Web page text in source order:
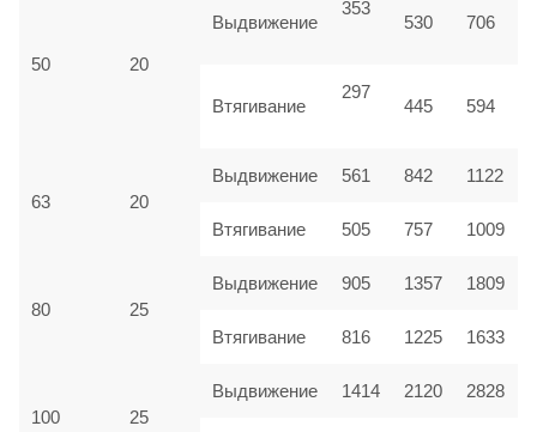
50 20
Выдвижение
353
530 706
Втягивание
297
445 594
63 20
Выдвижение 561 842 1122
Втягивание 505 757 1009
80 25
Выдвижение 905 1357 1809
Втягивание 816 1225 1633
100 25
Выдвижение 1414 2120 2828